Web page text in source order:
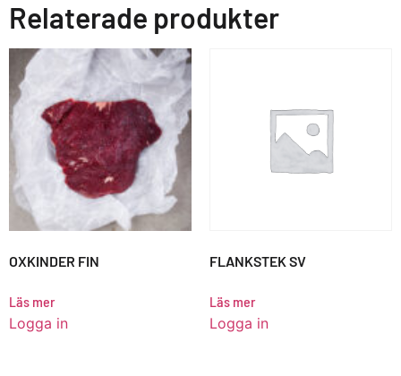
Relaterade produkter
OXKINDER FIN
Läs mer
Logga in
FLANKSTEK SV
Läs mer
Logga in